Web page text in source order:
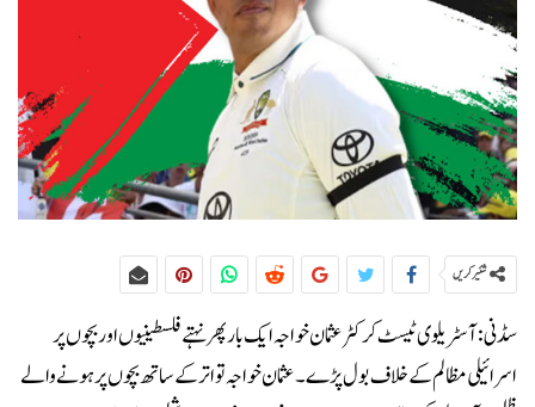
شئیر کریں
سڈنی: آسٹریلوی ٹیسٹ کرکٹر عثمان خواجہ ایک بار پھر نہتے فلسطینیوں اور بچوں پر
اسرائیلی مظالم کے خلاف بول پڑے۔عثمان خواجہ تواتر کے ساتھ بچوں پر ہونے والے